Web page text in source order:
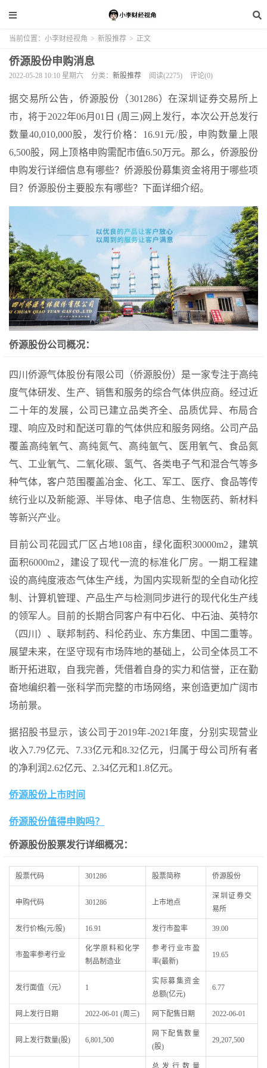
当前位置： 小李财经视角 > 新股推荐 > 正文
侨源股份申购消息
2022-05-28 10:10 星期六 分类： 新股推荐 阅读(2275) 评论(0)
据交易所公告，侨源股份（301286）在深圳证券交易所上
市，将于2022年06月01日 (周三)网上发行，本次公开总发行
数量40,010,000股，发行价格：16.91元/股，申购数量上限
6,500股，网上顶格申购需配市值6.50万元。那么，侨源股份
申购发行详细信息有哪些？侨源股份募集资金将用于哪些项
目？侨源股份主要股东有哪些？下面详细介绍。
侨源股份公司概况：
四川侨源气体股份有限公司（侨源股份）是一家专注于高纯
度气体研发、生产、销售和服务的综合气体供应商。经过近
二十年的发展，公司已建立品类齐全、品质优异、布局合
理、响应及时和配送可靠的气体供应和服务网络。公司产品
覆盖高纯氧气、高纯氮气、高纯氩气、医用氧气、食品氮
气、工业氧气、二氧化碳、氢气、各类电子气和混合气等多
种气体，客户范围覆盖冶金、化工、军工、医疗、食品等传
统行业以及新能源、半导体、电子信息、生物医药、新材料
等新兴产业。
目前公司花园式厂区占地108亩，绿化面积30000m2，建筑
面积6000m2，建设了现代一流的标准化厂房。一期工程建
设的高纯度液态气体生产线，为国内实现新型的全自动化控
制、计算机管理、产品生产与检测同步进行的现代化生产线
的领军人。目前的长期合同客户有中石化、中石油、英特尔
（四川）、联邦制药、科伦药业、东方集团、中国二重等。
展望未来，在坚守现有市场阵地的基础上，公司全体员工不
断开拓进取，自我完善，凭借着自身的实力和信誉，正在勤
奋地编织着一张科学而完整的市场网络，来创造更加广阔市
场前景。
据招股书显示，该公司于2019年-2021年度，分别实现营业
收入7.79亿元、7.33亿元和8.32亿元，归属于母公司所有者
的净利润2.62亿元、2.34亿元和1.8亿元。
侨源股份上市时间
侨源股份值得申购吗？
侨源股份股票发行详细概况：
股票代码 301286 股票简称 侨源股份
申购代码 301286 上市地点
深圳证券交
易所
发行价格(元/股) 16.91 发行市盈率 39.00
市盈率参考行业
化学原料和化学
制品制造业
参考行业市盈
率(最新)
19.65
发行面值（元） 1
实际募集资金
总额(亿元)
6.77
网上发行日期 2022-06-01 (周三) 网下配售日期 2022-06-01
网上发行数量(股) 6,801,500
网下配售数量
(股)
29,207,500
总发行数量